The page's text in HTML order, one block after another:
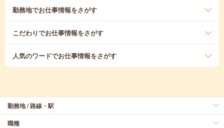
勤務地でお仕事情報をさがす
こだわりでお仕事情報をさがす
人気のワードでお仕事情報をさがす
勤務地 / 路線・駅
職種